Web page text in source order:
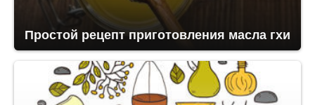
Простой рецепт приготовления масла гхи